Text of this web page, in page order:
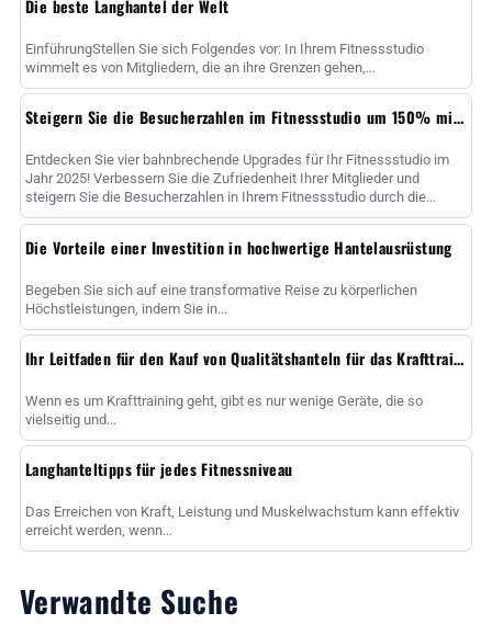
Die beste Langhantel der Welt
EinführungStellen Sie sich Folgendes vor: In Ihrem Fitnessstudio
wimmelt es von Mitgliedern, die an ihre Grenzen gehen,...
Steigern Sie die Besucherzahlen im Fitnessstudio um 150% mit 4 Upgrades für Bankdrücken
Entdecken Sie vier bahnbrechende Upgrades für Ihr Fitnessstudio im
Jahr 2025! Verbessern Sie die Zufriedenheit Ihrer Mitglieder und
steigern Sie die Besucherzahlen in Ihrem Fitnessstudio durch die
Investition in intelligente Bänke, High-Qua......
Die Vorteile einer Investition in hochwertige Hantelausrüstung
Begeben Sie sich auf eine transformative Reise zu körperlichen
Höchstleistungen, indem Sie in...
Ihr Leitfaden für den Kauf von Qualitätshanteln für das Krafttraining
Wenn es um Krafttraining geht, gibt es nur wenige Geräte, die so
vielseitig und...
Langhanteltipps für jedes Fitnessniveau
Das Erreichen von Kraft, Leistung und Muskelwachstum kann effektiv
erreicht werden, wenn...
Verwandte Suche